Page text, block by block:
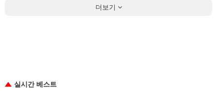
더보기
실시간 베스트